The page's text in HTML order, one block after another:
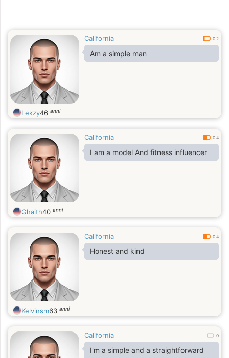
California 0.2
Am a simple man
Lekzy46 anni
California 0.4
I am a model And fitness influencer
Ghaith40 anni
California 0.4
Honest and kind
Kelvinsm63 anni
California 0
I'm a simple and a straightforward